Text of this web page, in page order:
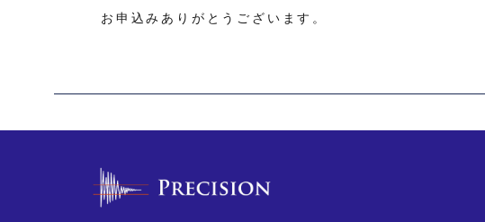
お申込みありがとうございます。